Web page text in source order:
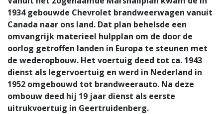
1934 gebouwde Chevrolet brandweerwagen vanuit
Canada naar ons land. Dat plan behelsde een
omvangrijk materieel hulpplan om de door de
oorlog getroffen landen in Europa te steunen met
de wederopbouw. Het voertuig deed tot ca. 1943
dienst als legervoertuig en werd in Nederland in
1952 omgebouwd tot brandweerauto. Na deze
ombouw deed hij 19 jaar dienst als eerste
uitrukvoertuig in Geertruidenberg.